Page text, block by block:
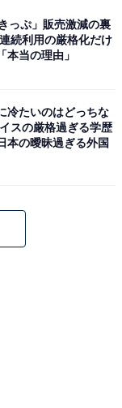
がいいこと
っぷ」販売激減の裏
続利用の厳格化だけ
本当の理由」
冷たいのはどっちな
スの厳格過ぎる学歴
本の曖昧過ぎる外国